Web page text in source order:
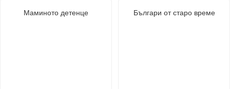
Маминото детенце Българи от старо време